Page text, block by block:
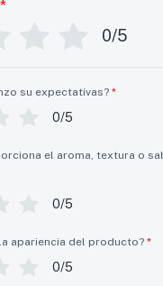
*
0/5
su expectativas? *
0/5
el aroma, textura o
0/5
apariencia del producto? *
0/5